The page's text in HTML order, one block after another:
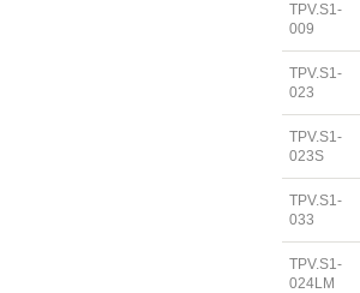
TPV.S1-
009
TPV.S1-
023
TPV.S1-
023S
TPV.S1-
033
TPV.S1-
024LM